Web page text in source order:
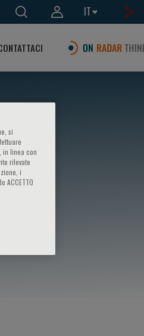
IT
si
in linea con
rilevate
i
ACCETTO